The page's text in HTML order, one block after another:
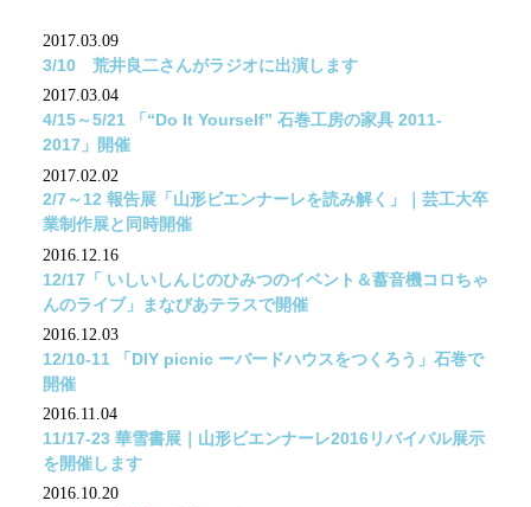
2017.03.09
3/10 荒井良二さんがラジオに出演します
2017.03.04
4/15～5/21 「“Do It Yourself” 石巻工房の家具 2011-
2017」開催
2017.02.02
2/7～12 報告展「山形ビエンナーレを読み解く」｜芸工大卒
業制作展と同時開催
2016.12.16
12/17「 いしいしんじのひみつのイベント＆蓄音機コロちゃ
んのライブ」まなびあテラスで開催
2016.12.03
12/10-11 「DIY picnic ーバードハウスをつくろう」石巻で
開催
2016.11.04
11/17-23 華雪書展｜山形ビエンナーレ2016リバイバル展示
を開催します
2016.10.20